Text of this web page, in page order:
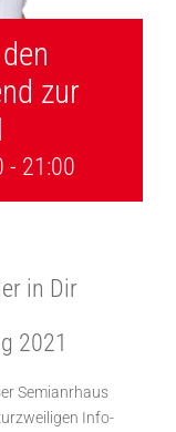
zur
- 21:00
in Dir
2021
Semianrhaus
Info-